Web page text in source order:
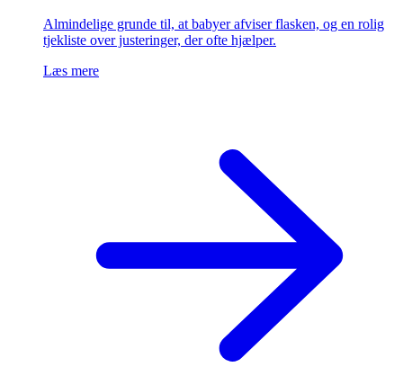
Almindelige grunde til, at babyer afviser flasken, og en rolig
tjekliste over justeringer, der ofte hjælper.
Læs mere